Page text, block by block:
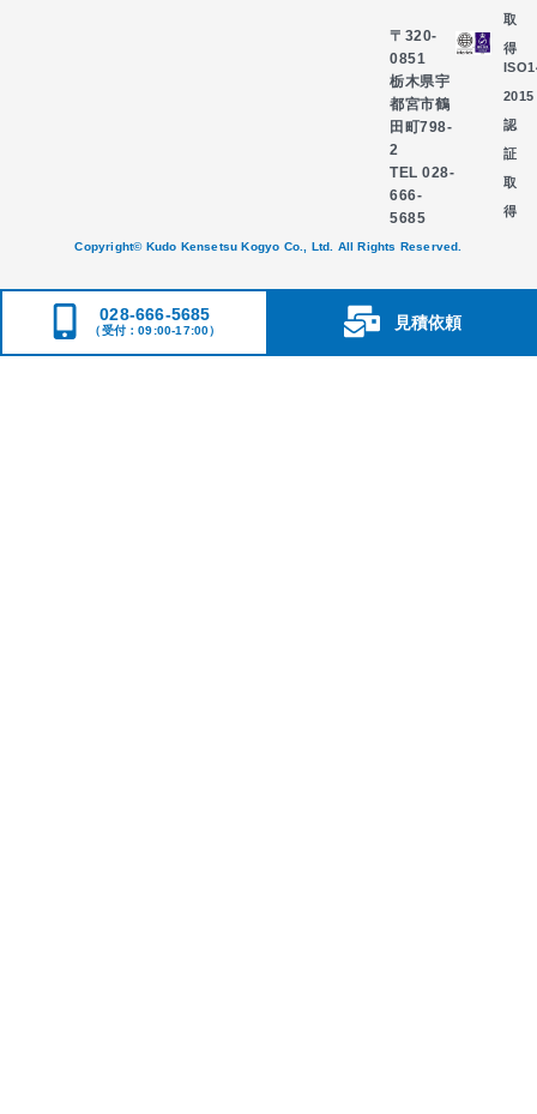
〒320-
0851
栃木県宇
都宮市鶴
田町798-
2
TEL 028-
666-
5685
取
得
2015
認
証
取
得
Copyright© Kudo Kensetsu Kogyo Co., Ltd. All Rights Reserved.
028-666-5685
（受付：09:00-17:00） 見積依頼